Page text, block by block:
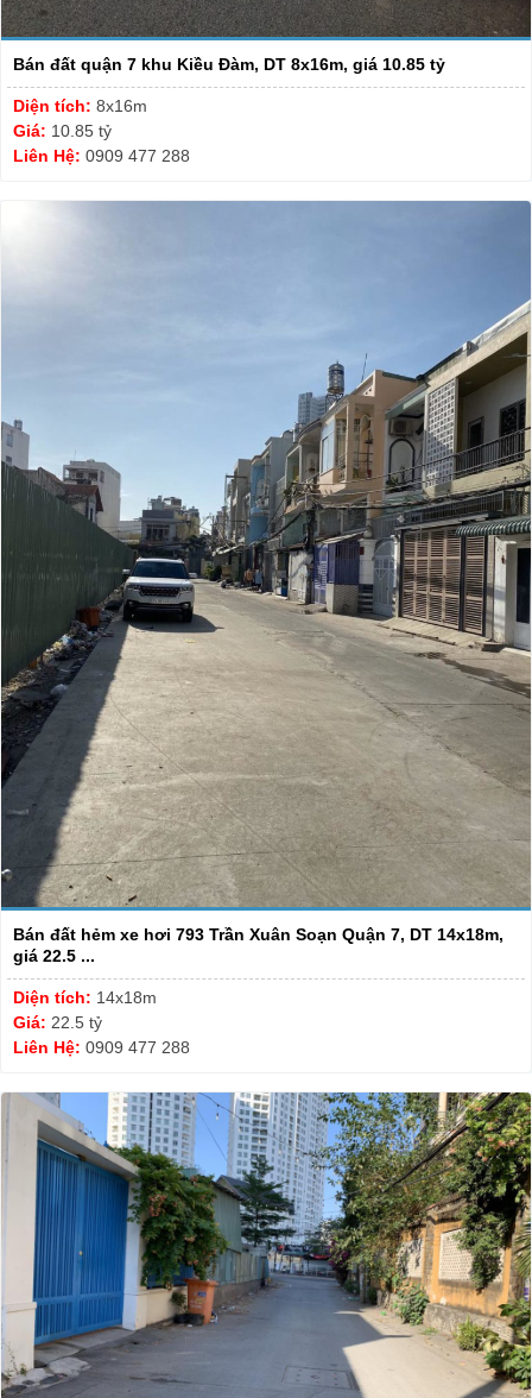
Bán đất quận 7 khu Kiều Đàm, DT 8x16m, giá 10.85 tỷ
Diện tích: 8x16m
Giá: 10.85 tỷ
Liên Hệ: 0909 477 288
Bán đất hẻm xe hơi 793 Trần Xuân Soạn Quận 7, DT 14x18m,
giá 22.5 ...
Diện tích: 14x18m
Giá: 22.5 tỷ
Liên Hệ: 0909 477 288